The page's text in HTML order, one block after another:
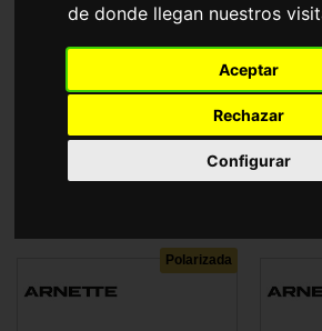
de donde llegan nuestros
Aceptar
Rechazar
Configurar
AN4182 HOT SHOT
50,05€
Polarizada